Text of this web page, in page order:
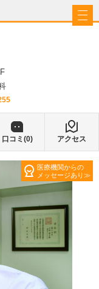
口コミ(0) アクセス
医療機関からの
メッセージあり